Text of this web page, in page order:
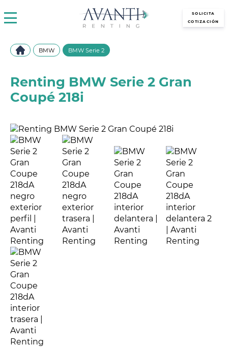
SOLICITA
COTIZACIÓN
BMW BMW Serie 2
Renting BMW Serie 2 Gran
Coupé 218i